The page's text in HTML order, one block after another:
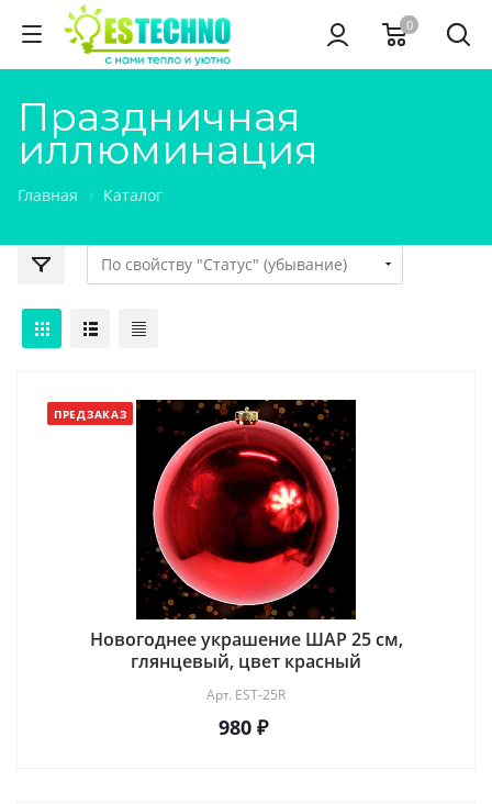
0
Праздничная
иллюминация
Главная Каталог
ПРЕДЗАКАЗ
Новогоднее украшение ШАР 25 см,
глянцевый, цвет красный
Арт. EST-25R
980 ₽